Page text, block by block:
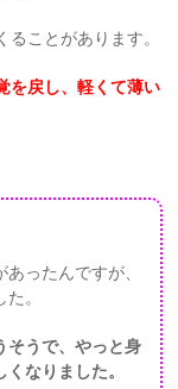
ことがあります。
を戻し、軽くて薄い
ったんですが、
。
そうで、やっと身
なりました。